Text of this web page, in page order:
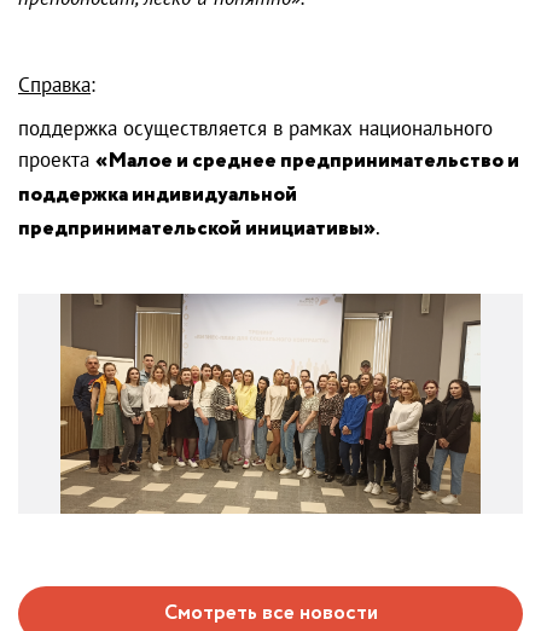
Справка:
поддержка осуществляется в рамках национального
проекта «Малое и среднее предпринимательство и
поддержка индивидуальной
предпринимательской инициативы».
Смотреть все новости